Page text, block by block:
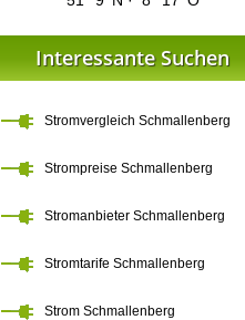
Interessante Suchen
Stromvergleich Schmallenberg
Strompreise Schmallenberg
Stromanbieter Schmallenberg
Stromtarife Schmallenberg
Strom Schmallenberg